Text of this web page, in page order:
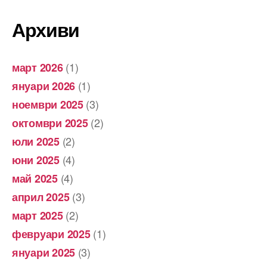
Архиви
март 2026(1)
януари 2026 (1)
ноември 2025(3)
октомври 2025(2)
юли 2025(2)
юни 2025(4)
май 2025(4)
април 2025(3)
март 2025(2)
февруари 2025(1)
януари 2025 (3)